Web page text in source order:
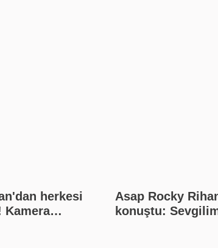
herkesi
Kamera
Asap Rocky
konuştu: